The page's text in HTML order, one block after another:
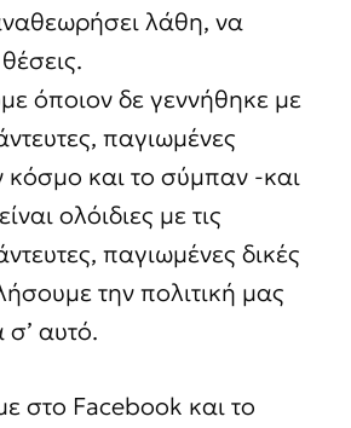
λάθη, να
όποιον δε γεννήθηκε με
παγιωμένες
κόσμο και το σύμπαν -και
ολόιδιες με τις
παγιωμένες δικές
την πολιτική μας
σ’ αυτό.
στο Facebook και το